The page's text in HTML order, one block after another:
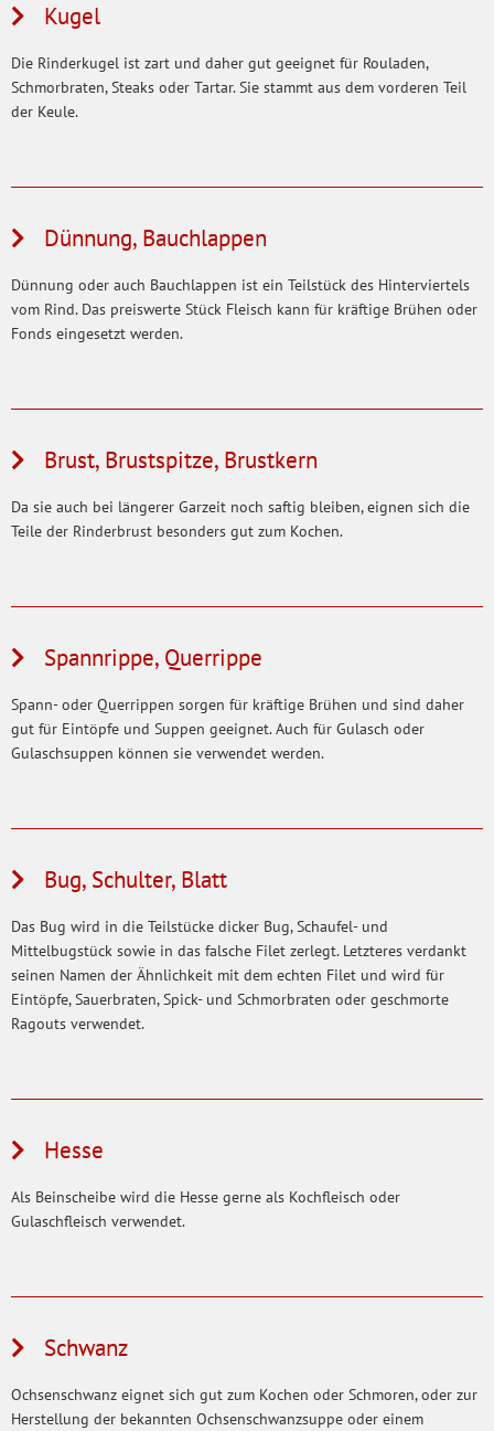
Kugel
Die Rinderkugel ist zart und daher gut geeignet für Rouladen,
Schmorbraten, Steaks oder Tartar. Sie stammt aus dem vorderen Teil
der Keule.
Dünnung, Bauchlappen
Dünnung oder auch Bauchlappen ist ein Teilstück des Hinterviertels
vom Rind. Das preiswerte Stück Fleisch kann für kräftige Brühen oder
Fonds eingesetzt werden.
Brust, Brustspitze, Brustkern
Da sie auch bei längerer Garzeit noch saftig bleiben, eignen sich die
Teile der Rinderbrust besonders gut zum Kochen.
Spannrippe, Querrippe
Spann- oder Querrippen sorgen für kräftige Brühen und sind daher
gut für Eintöpfe und Suppen geeignet. Auch für Gulasch oder
Gulaschsuppen können sie verwendet werden.
Bug, Schulter, Blatt
Das Bug wird in die Teilstücke dicker Bug, Schaufel- und
Mittelbugstück sowie in das falsche Filet zerlegt. Letzteres verdankt
seinen Namen der Ähnlichkeit mit dem echten Filet und wird für
Eintöpfe, Sauerbraten, Spick- und Schmorbraten oder geschmorte
Ragouts verwendet.
Hesse
Als Beinscheibe wird die Hesse gerne als Kochfleisch oder
Gulaschfleisch verwendet.
Schwanz
Ochsenschwanz eignet sich gut zum Kochen oder Schmoren, oder zur
Herstellung der bekannten Ochsenschwanzsuppe oder einem